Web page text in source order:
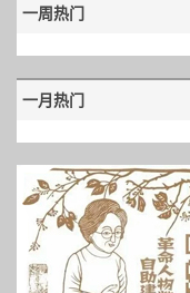
一周热门
一月热门